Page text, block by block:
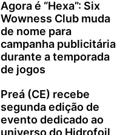
Agora é “Hexa”: Six
Wowness Club muda
de nome para
campanha publicitária
durante a temporada
de jogos
Preá (CE) recebe
segunda edição de
evento dedicado ao
universo do Hidrofoil